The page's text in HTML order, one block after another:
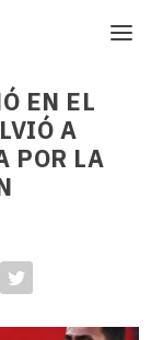
EN EL
A
POR LA